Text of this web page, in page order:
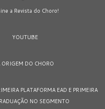
a Revista do Choro!
YOUTUBE
ORIGEM DO CHORO
PLATAFORMA EAD E PRIMEIRA
NO SEGMENTO